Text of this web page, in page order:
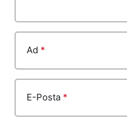
Ad *
E-Posta *